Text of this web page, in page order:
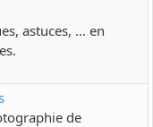
astuces, ... en
de